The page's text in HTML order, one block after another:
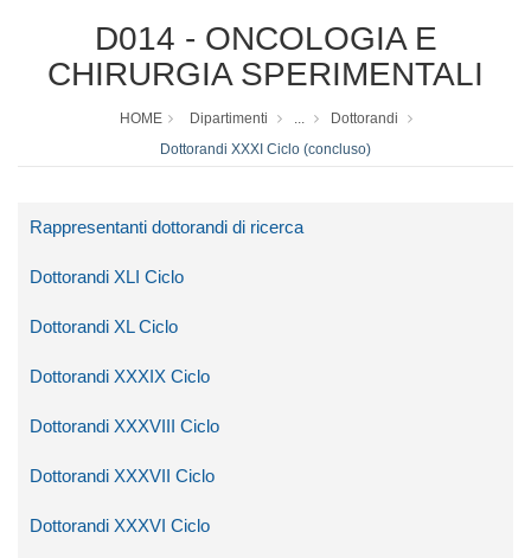
D014 - ONCOLOGIA E
CHIRURGIA SPERIMENTALI
HOME Dipartimenti ...
Dottorandi
Dottorandi XXXI Ciclo (concluso)
Rappresentanti dottorandi di ricerca
Dottorandi XLI Ciclo
Dottorandi XL Ciclo
Dottorandi XXXIX Ciclo
Dottorandi XXXVIII Ciclo
Dottorandi XXXVII Ciclo
Dottorandi XXXVI Ciclo